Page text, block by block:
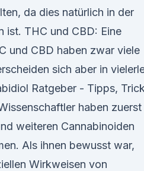
da dies natürlich in der
ist. THC und CBD: Eine
und CBD haben zwar viele
sich aber in
Ratgeber - Tipps,
haben zuerst
weiteren Cannabinoiden
Als ihnen bewusst war,
Wirkweisen von